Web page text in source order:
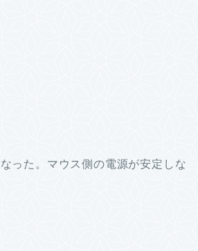
った。マウス側の電源が安定しな